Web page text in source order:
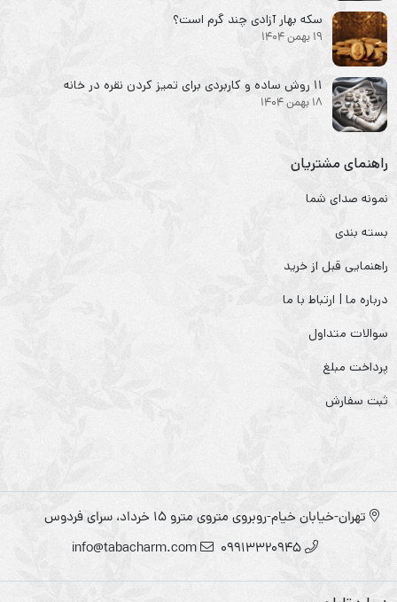
سکه‌ بهار آزادی چند گرم است؟
19 بهمن 1404
۱۱ روش ساده و کاربردی برای تمیز کردن نقره در خانه
18 بهمن 1404
راهنمای مشتریان
نمونه صدای شما
بسته بندی
راهنمایی قبل از خرید
درباره ما | ارتباط با ما
سوالات متداول
پرداخت مبلغ
ثبت سفارش
تهران-خیابان خیام-روبروی متروی مترو ۱۵ خرداد، سرای فردوس
09913320945
info@tabacharm.com